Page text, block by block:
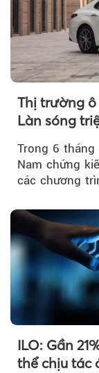
Thị trường
Làn sóng
Trong 6
Nam chứng
các chương
ILO: Gần
thể chịu tác